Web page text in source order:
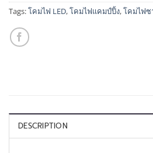
Tags:โคมไฟ LED,โคมไฟแคมป์ปิ้ง,โคมไฟซ
DESCRIPTION